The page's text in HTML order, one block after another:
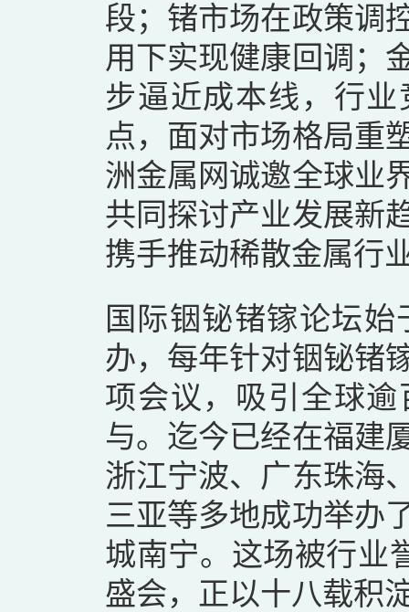
段；锗市场在政策调
用下实现健康回调；
步逼近成本线，行
点，面对市场格局重
洲金属网诚邀全球业
共同探讨产业发展新
携手推动稀散金属行
国际铟铋锗镓论坛
办，每年针对铟铋锗
项会议，吸引全球
与。迄今已经在福建
浙江宁波、广东珠海
三亚等多地成功举办
城南宁。这场被行业
盛会，正以十八载积